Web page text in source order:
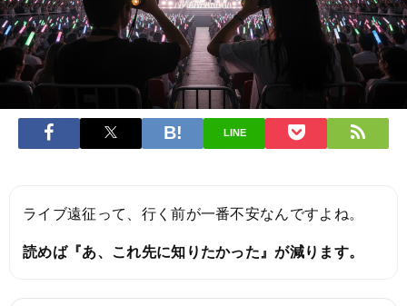
LINE
ライブ遠征って、行く前が一番不安なんですよね。
読めば『あ、これ先に知りたかった』が減ります。